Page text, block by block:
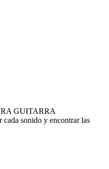
GUITARRA
sonido y encontrar las